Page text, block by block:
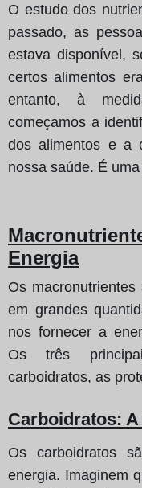
O estudo dos
passado, as
estava disponível,
certos alimentos
entanto, à
começamos a
dos alimentos e a
nossa saúde. É
Energia
Os
em grandes
nos fornecer a
Os três
carboidratos, as
Carboidratos:
Os carboidratos
energia. Imaginem